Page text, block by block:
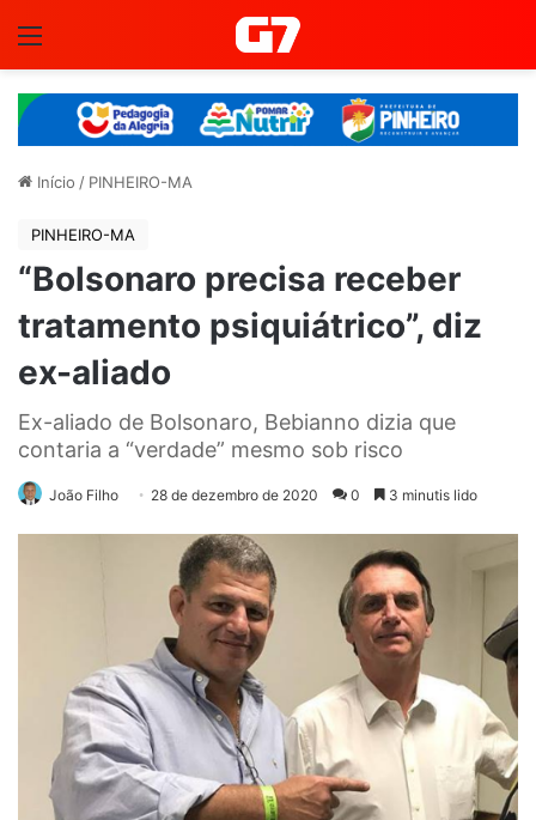
Início / PINHEIRO-MA
PINHEIRO-MA
“Bolsonaro precisa receber
tratamento psiquiátrico”, diz
ex-aliado
Ex-aliado de Bolsonaro, Bebianno dizia que
contaria a “verdade” mesmo sob risco
João Filho 28 de dezembro de 2020 0 3 minutis lido